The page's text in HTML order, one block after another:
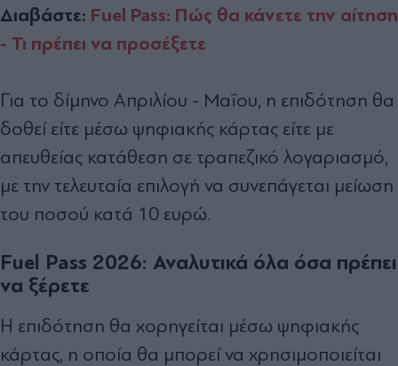
Διαβάστε: Fuel Pass: Πώς θα κάνετε την αίτηση
- Τι πρέπει να προσέξετε
Για το δίμηνο Απριλίου - Μαΐου, η επιδότηση θα
δοθεί είτε μέσω ψηφιακής κάρτας είτε με
απευθείας κατάθεση σε τραπεζικό λογαριασμό,
με την τελευταία επιλογή να συνεπάγεται μείωση
του ποσού κατά 10 ευρώ.
Fuel Pass 2026: Αναλυτικά όλα όσα πρέπει
να ξέρετε
Η επιδότηση θα χορηγείται μέσω ψηφιακής
κάρτας, η οποία θα μπορεί να χρησιμοποιείται